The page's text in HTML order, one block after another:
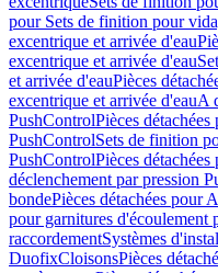
pour Sets de finition pour
excentrique et arrivée d'eau
excentrique et arrivée d'eau
et arrivée d'eauPièces
excentrique et arrivée d'eauA
PushControlPièces
PushControlSets de finition
PushControlPièces
déclenchement par pression
bondePièces détachées pour
pour garnitures d'écoulement
raccordementSystèmes
DuofixCloisonsPièces